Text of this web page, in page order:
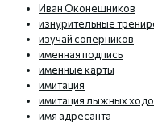
Иван Оконешников
изнурительные
изучай соперников
именная подпись
именные карты
имитация
имитация лыжных
имя адресанта